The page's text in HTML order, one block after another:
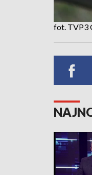
fot. TVP3